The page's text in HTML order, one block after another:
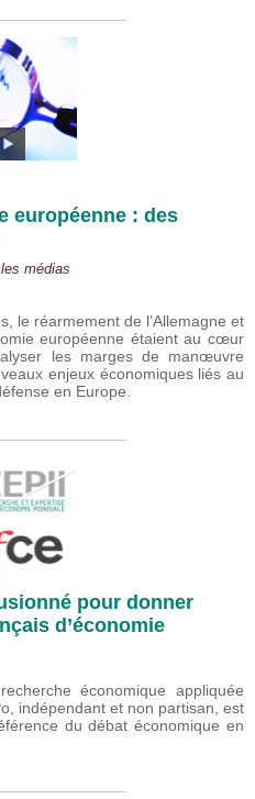
européenne : des
médias
le réarmement de l’Allemagne et
européenne étaient au cœur
les marges de manœuvre
enjeux économiques liés au
en Europe.
pour donner
d’économie
économique appliquée
indépendant et non partisan, est
du débat économique en